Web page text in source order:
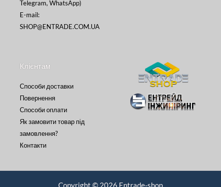
Telegram, WhatsApp)
E-mail:
SHOP@ENTRADE.COM.UA
Клієнтам
Способи доставки
Повернення
Способи оплати
Як замовити товар під
замовлення?
Контакти
Copyright © 2026 Entrade-shop